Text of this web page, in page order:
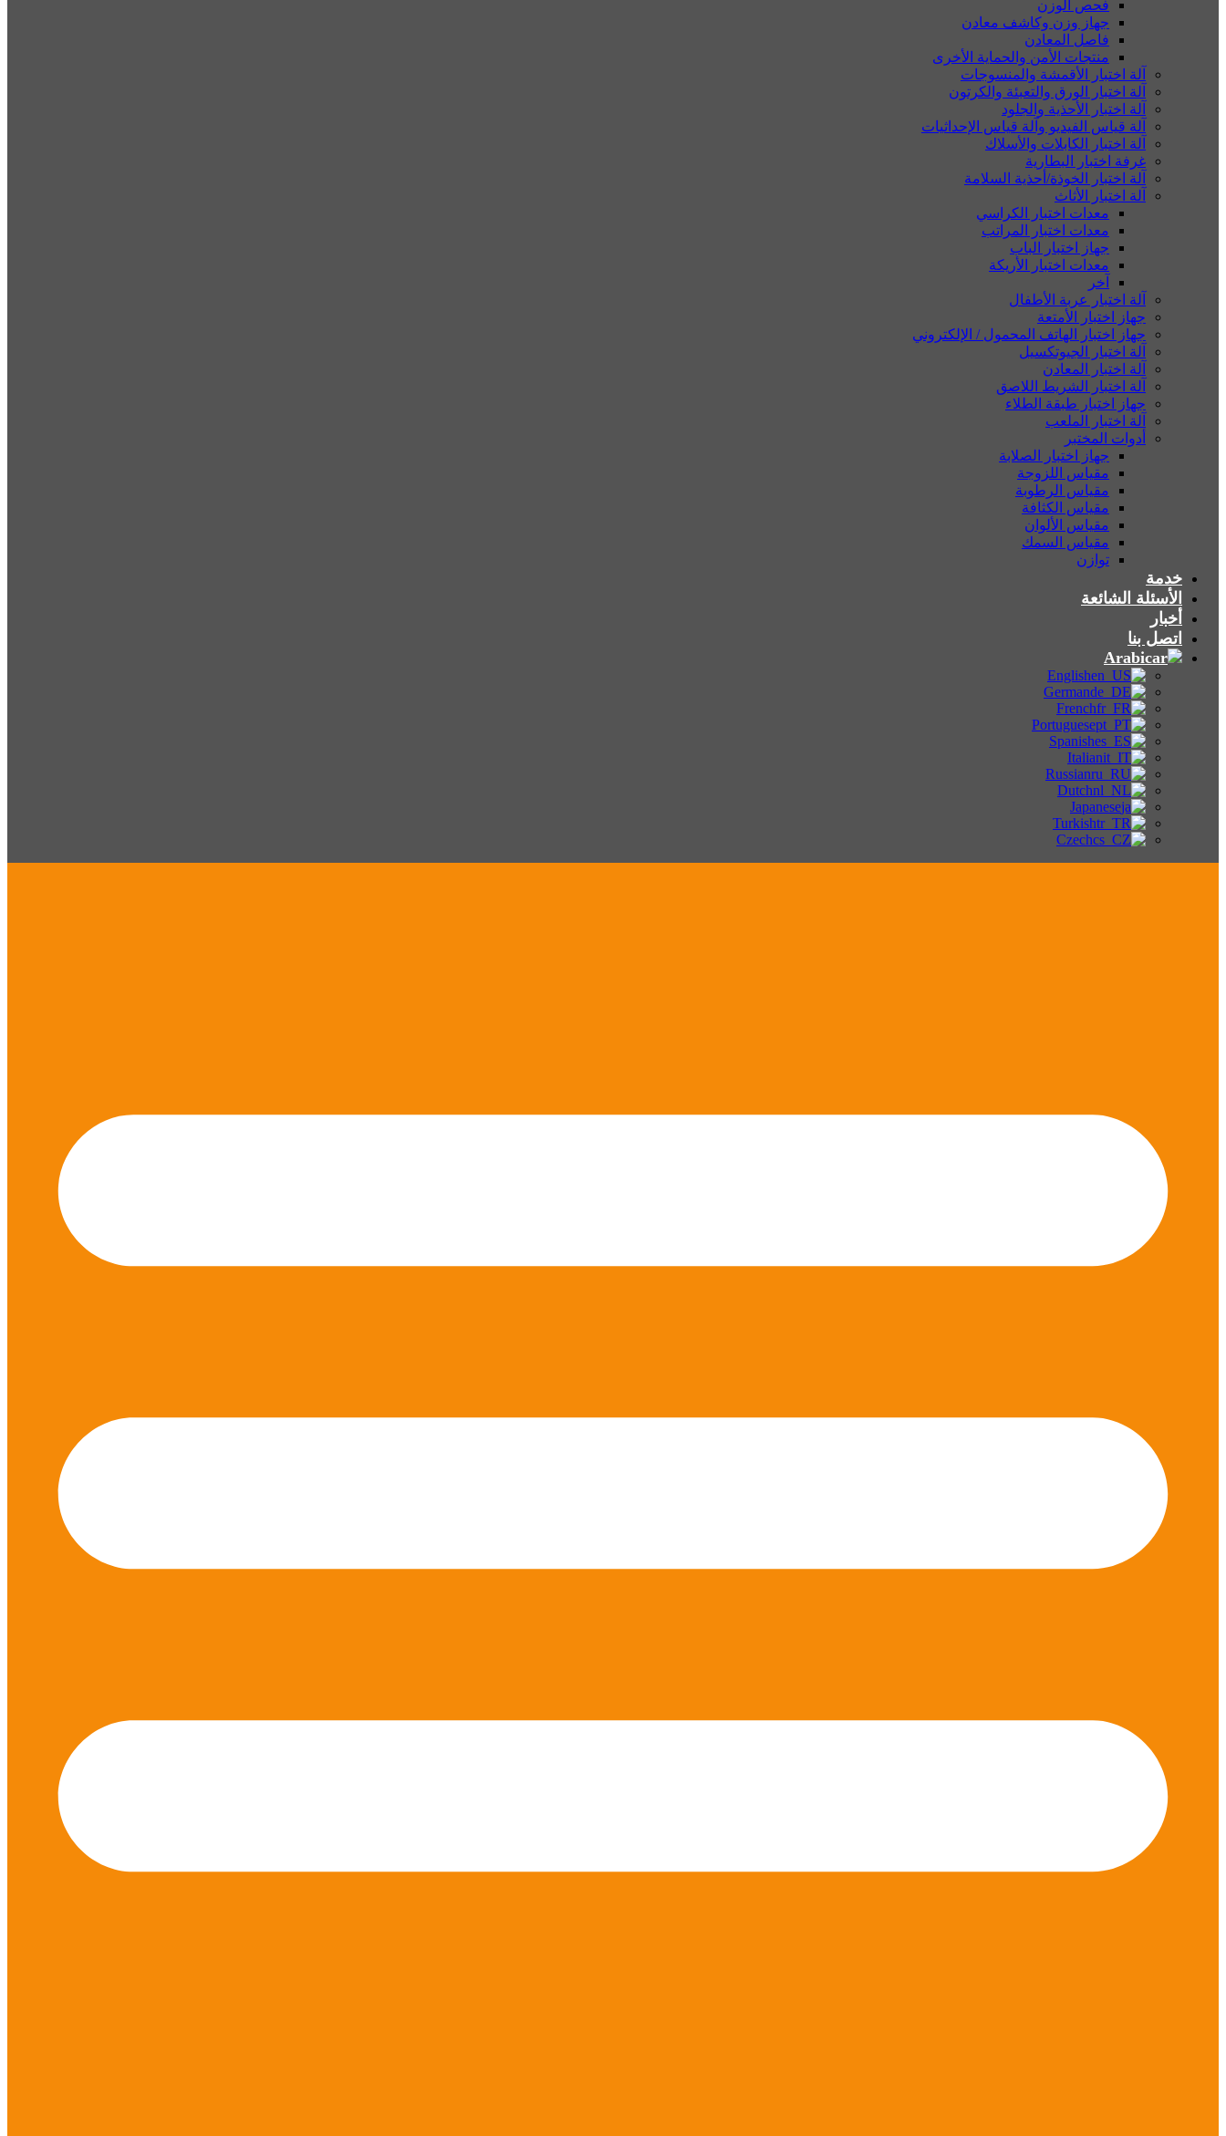
فحص الوزن
جهاز وزن وكاشف معادن
فاصل المعادن
منتجات الأمن والحماية الأخرى
آلة اختبار الأقمشة والمنسوجات
آلة اختبار الورق والتعبئة والكرتون
آلة اختبار الأحذية والجلود
آلة قياس الفيديو وآلة قياس الإحداثيات
آلة اختبار الكابلات والأسلاك
غرفة اختبار البطارية
آلة اختبار الخوذة/أحذية السلامة
آلة اختبار الأثاث
معدات اختبار الكراسي
معدات اختبار المراتب
جهاز اختبار الباب
معدات اختبار الأريكة
آخر
آلة اختبار عربة الأطفال
جهاز اختبار الأمتعة
جهاز اختبار الهاتف المحمول / الإلكتروني
آلة اختبار الجيوتكسيل
آلة اختبار المعادن
آلة اختبار الشريط اللاصق
جهاز اختبار طبقة الطلاء
آلة اختبار الملعب
أدوات المختبر
جهاز اختبار الصلابة
مقياس اللزوجة
مقياس الرطوبة
مقياس الكثافة
مقياس الألوان
مقياس السمك
توازن
خدمة
الأسئلة الشائعة
أخبار
اتصل بنا
Arabic
English
German
French
Portuguese
Spanish
Italian
Russian
Dutch
Japanese
Turkish
Czech